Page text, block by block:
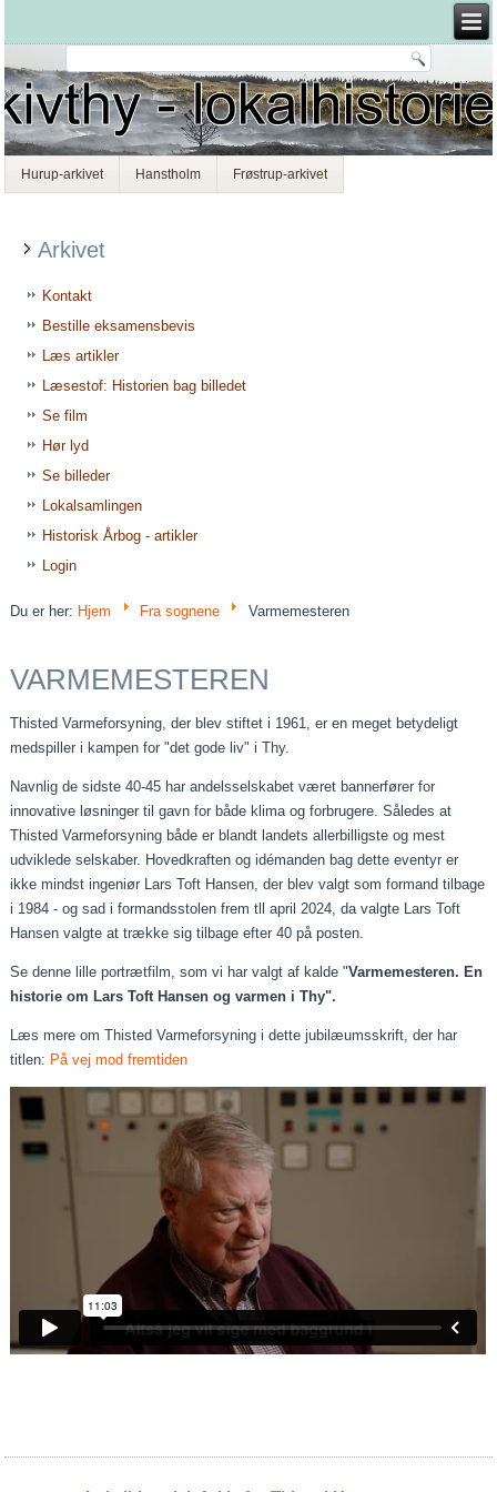
Hurup-arkivet Hanstholm Frøstrup-arkivet
Arkivet
Kontakt
Bestille eksamensbevis
Læs artikler
Læsestof: Historien bag billedet
Se film
Hør lyd
Se billeder
Lokalsamlingen
Historisk Årbog - artikler
Login
Du er her: Hjem Fra sognene Varmemesteren
VARMEMESTEREN
Thisted Varmeforsyning, der blev stiftet i 1961, er en meget betydeligt
medspiller i kampen for "det gode liv" i Thy.
Navnlig de sidste 40-45 har andelsselskabet været bannerfører for
innovative løsninger til gavn for både klima og forbrugere. Således at
Thisted Varmeforsyning både er blandt landets allerbilligste og mest
udviklede selskaber. Hovedkraften og idémanden bag dette eventyr er
ikke mindst ingeniør Lars Toft Hansen, der blev valgt som formand tilbage
i 1984 - og sad i formandsstolen frem tll april 2024, da valgte Lars Toft
Hansen valgte at trække sig tilbage efter 40 på posten.
Se denne lille portrætfilm, som vi har valgt af kalde "Varmemesteren. En
historie om Lars Toft Hansen og varmen i Thy".
Læs mere om Thisted Varmeforsyning i dette jubilæumsskrift, der har
titlen: På vej mod fremtiden